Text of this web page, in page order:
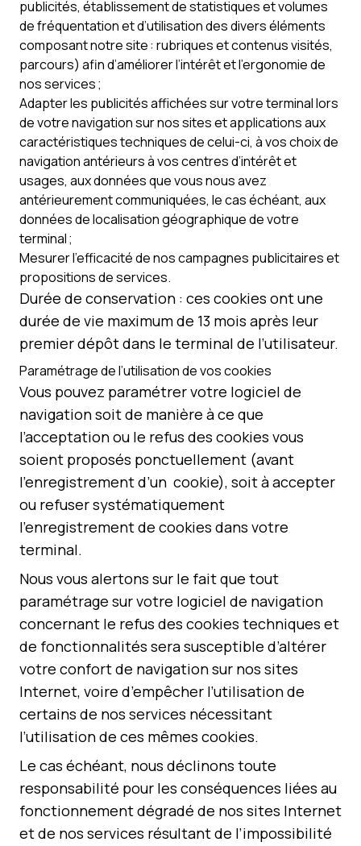
publicités, établissement de statistiques et volumes
de fréquentation et d’utilisation des divers éléments
composant notre site : rubriques et contenus visités,
parcours) afin d’améliorer l’intérêt et l’ergonomie de
nos services ;
Adapter les publicités affichées sur votre terminal lors
de votre navigation sur nos sites et applications aux
caractéristiques techniques de celui-ci, à vos choix de
navigation antérieurs à vos centres d’intérêt et
usages, aux données que vous nous avez
antérieurement communiquées, le cas échéant, aux
données de localisation géographique de votre
terminal ;
Mesurer l’efficacité de nos campagnes publicitaires et
propositions de services.
Durée de conservation : ces cookies ont une
durée de vie maximum de 13 mois après leur
premier dépôt dans le terminal de l’utilisateur.
Paramétrage de l’utilisation de vos cookies
Vous pouvez paramétrer votre logiciel de
navigation soit de manière à ce que
l’acceptation ou le refus des cookies vous
soient proposés ponctuellement (avant
l’enregistrement d’un cookie), soit à accepter
ou refuser systématiquement
l’enregistrement de cookies dans votre
terminal.
Nous vous alertons sur le fait que tout
paramétrage sur votre logiciel de navigation
concernant le refus des cookies techniques et
de fonctionnalités sera susceptible d’altérer
votre confort de navigation sur nos sites
Internet, voire d’empêcher l’utilisation de
certains de nos services nécessitant
l’utilisation de ces mêmes cookies.
Le cas échéant, nous déclinons toute
responsabilité pour les conséquences liées au
fonctionnement dégradé de nos sites Internet
et de nos services résultant de l’impossibilité